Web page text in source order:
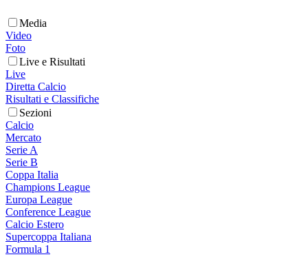
Media
Video
Foto
Live e Risultati
Live
Diretta Calcio
Risultati e Classifiche
Sezioni
Calcio
Mercato
Serie A
Serie B
Coppa Italia
Champions League
Europa League
Conference League
Calcio Estero
Supercoppa Italiana
Formula 1